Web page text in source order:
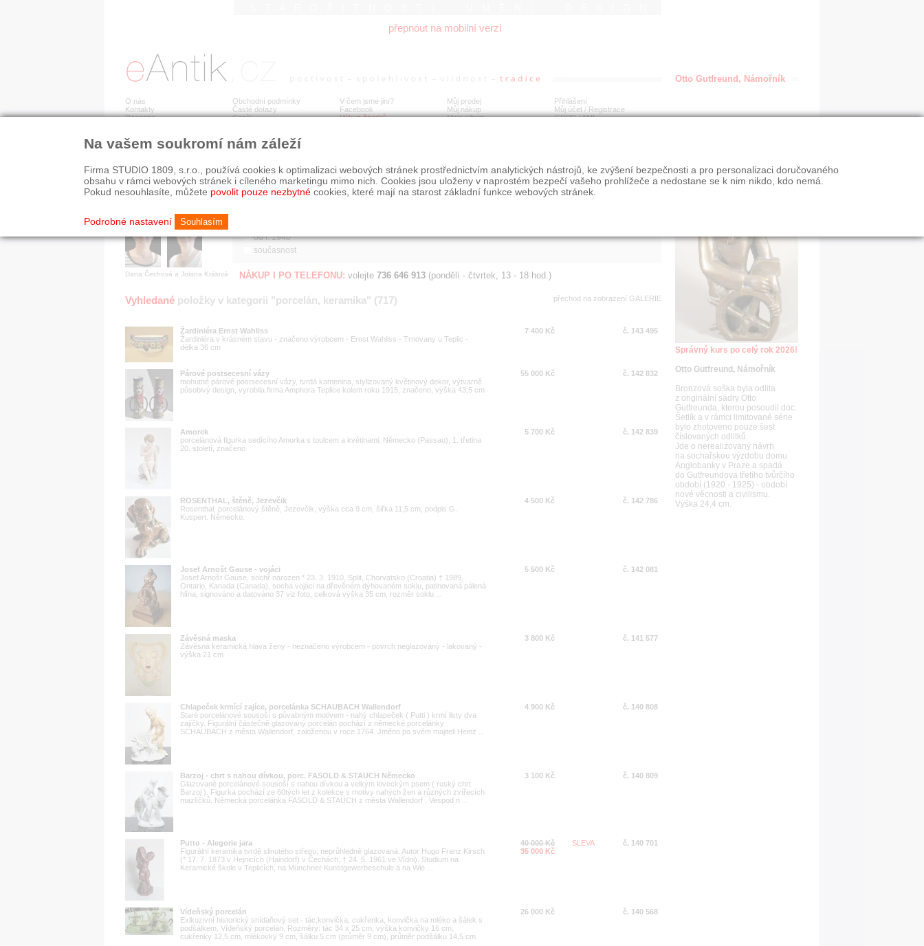
přepnout na mobilní verzi
O nás
Kontakty
Recenze
Obchodní podmínky
Časté dotazy
Ceník
V čem jsme jiní?
Facebook
Výkup šperků
Můj prodej
Můj nákup
Moje album
Přihlášení
Můj účet / Registrace
GDPR/AML
Jsme prověřená firma
Zákazníci u nás oceňují:
■ odborné zázemí
■ bezpečné prostředí
Dana Čechová a Jolana Králová
RYCHLÉ HLEDÁNÍ
HISTORICKÉ OBDOBÍ
všechno
před r. 1800
od r. 1940
současnost
STÁŘÍ NABÍDKY
všechno
jen poslední den
ŘAZENÍ
nejnovější napřed
podle cen sestupně
SLEVY
jen slevy
NÁKUP I PO TELEFONU: volejte 736 646 913 (pondělí - čtvrtek, 13 - 18 hod.)
Vyhledané položky v kategorii "porcelán, keramika" (717) přechod na zobrazení GALERIE
Žardiniéra Ernst Wahliss
Žardiniéra v krásném stavu - značeno výrobcem - Ernst Wahliss - Trnovany u Teplic -
délka 36 cm
7 400 Kč č. 143 495
Párové postsecesní vázy
mohutné párové postsecesní vázy, tvrdá kamenina, stylizovaný květinový dekor, výtvarně
působivý design, vyrobila firma Amphora Teplice kolem roku 1915, značeno, výška 43,5 cm
55 000 Kč č. 142 832
Amorek
porcelánová figurka sedícího Amorka s toulcem a květinami, Německo (Passau), 1. třetina
20. století, značeno
5 700 Kč č. 142 839
ROSENTHAL, štěně, Jezevčik
Rosenthal, porcelánový štěně, Jezevčik, výška cca 9 cm, šiřka 11,5 cm, podpis G.
Kuspert. Německo.
4 500 Kč č. 142 786
Josef Arnošt Gause - vojáci
Josef Arnošt Gause, sochř narozen * 23. 3. 1910, Split, Chorvatsko (Croatia) † 1989,
Ontario, Kanada (Canada), socha vojáci na dřevěném dýhovaném soklu, patinovaná pálená
hlína, signováno a datováno 37 viz foto, celková výška 35 cm, rozměr soklu ...
5 500 Kč č. 142 081
Závěsná maska
Závěsná keramická hlava ženy - neznačeno výrobcem - povrch neglazovaný - lakovaný -
výška 21 cm
3 800 Kč č. 141 577
Chlapeček krmící zajíce, porcelánka SCHAUBACH Wallendorf
Staré porcelánové sousoší s půvabným motivem - nahý chlapeček ( Putti ) krmí listy dva
zajíčky. Figurální částečně glazovaný porcelán pochází z německé porcelánky
SCHAUBACH z města Wallendorf, založenou v roce 1764. Jméno po svém majiteli Heinz ...
4 900 Kč č. 140 808
Barzoj - chrt s nahou dívkou, porc. FASOLD & STAUCH Německo
Glazované porcelánové sousoší s nahou dívkou a velkým loveckým psem ( ruský chrt
Barzoj ). Figurka pochází ze 60tých let z kolekce s motivy nahých žen a různých zvířecích
mazlíčků. Německá porcelánka FASOLD & STAUCH z města Wallendorf . Vespod n ...
3 100 Kč č. 140 809
Putto - Alegorie jara
Figurální keramika tvrdě slinutého střepu, neprůhledně glazovaná. Autor Hugo Franz Kirsch
(* 17. 7. 1873 v Hejnicích (Haindorf) v Čechách, † 24. 5. 1961 ve Vídni). Studium na
Keramické škole v Teplicích, na Münchner Kunstgewerbeschule a na Wie ...
40 000 Kč
35 000 Kč
SLEVA č. 140 701
Vídeňský porcelán
Exlkuzivní historický snídaňový set - tác,konvička, cukřenka, konvička na mléko a šálek s
podšálkem. Vídeňský porcelán. Rozměry: tác 34 x 25 cm, výška konvičky 16 cm,
cukřenky 12,5 cm, mlékovky 9 cm, šálku 5 cm (průměr 9 cm), průměr podšálku 14,5 cm.
26 000 Kč č. 140 568
Otto Gutfreund, Námořník
Správný kurs po celý rok 2026!
Otto Gutfreund, Námořník
Bronzová soška byla odlita
z originální sádry Otto
Gutfreunda, kterou posoudil doc.
Šetlík a v rámci limitované série
bylo zhotoveno pouze šest
číslovaných odlitků.
Jde o nerealizovaný návrh
na sochařskou výzdobu domu
Anglobanky v Praze a spadá
do Gutfreundova třetího tvůrčího
období (1920 - 1925) - období
nové věcnosti a civilismu.
Výška 24,4 cm.
Na vašem soukromí nám záleží
Firma STUDIO 1809, s.r.o., používá cookies k optimalizaci webových stránek prostřednictvím analytických nástrojů, ke zvýšení bezpečnosti a pro personalizaci doručovaného
obsahu v rámci webových stránek i cíleného marketingu mimo nich. Cookies jsou uloženy v naprostém bezpečí vašeho prohlížeče a nedostane se k nim nikdo, kdo nemá.
Pokud nesouhlasíte, můžete povolit pouze nezbytné cookies, které mají na starost základní funkce webových stránek.
Podrobné nastavení Souhlasím